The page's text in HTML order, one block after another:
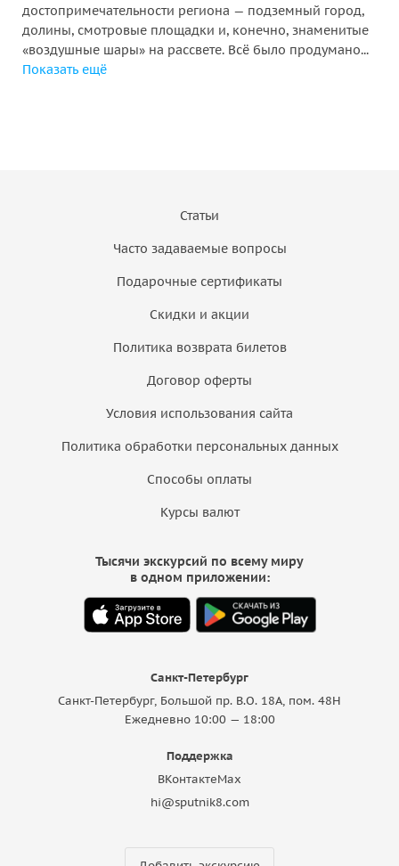
достопримечательности региона — подземный город,
долины, смотровые площадки и, конечно, знаменитые
«воздушные шары» на рассвете. Всё было продумано...
Показать ещё
Статьи
Часто задаваемые вопросы
Подарочные сертификаты
Скидки и акции
Политика возврата билетов
Договор оферты
Условия использования сайта
Политика обработки персональных данных
Способы оплаты
Курсы валют
Санкт-Петербург
Санкт-Петербург, Большой пр. В.О. 18A, пом. 48Н
Ежедневно 10:00 — 18:00
Поддержка
ВКонтактеMax
hi@sputnik8.com
Тысячи экскурсий по всему миру
в одном приложении: